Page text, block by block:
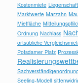
Kostenmiete
Marktwerte Marzahn
Mietfläche
Ordnung Nachlass
ortsübliche
Potsdamer Platz
Seeling-Modell